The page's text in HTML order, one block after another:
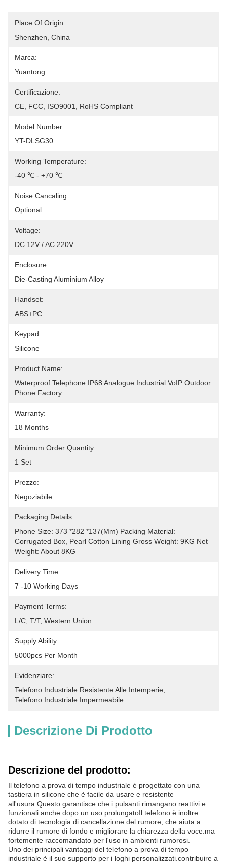
Place Of Origin:
Shenzhen, China
Marca:
Yuantong
Certificazione:
CE, FCC, ISO9001, RoHS Compliant
Model Number:
YT-DLSG30
Working Temperature:
-40 ℃ - +70 ℃
Noise Cancaling:
Optional
Voltage:
DC 12V / AC 220V
Enclosure:
Die-Casting Aluminium Alloy
Handset:
ABS+PC
Keypad:
Silicone
Product Name:
Waterproof Telephone IP68 Analogue Industrial VoIP Outdoor
Phone Factory
Warranty:
18 Months
Minimum Order Quantity:
1 Set
Prezzo:
Negoziabile
Packaging Details:
Phone Size: 373 *282 *137(mm) Packing Material:
Corrugated Box, Pearl Cotton Lining Gross Weight: 9KG Net
Weight: About 8KG
Delivery Time:
7 -10 Working Days
Payment Terms:
L/C, T/T, Western Union
Supply Ability:
5000pcs Per Month
Evidenziare:
Telefono Industriale Resistente Alle Intemperie
Telefono Industriale Impermeabile
Descrizione Di Prodotto
Descrizione del prodotto:
Il telefono a prova di tempo industriale è progettato con una
tastiera in silicone che è facile da usare e resistente
all'usura.Questo garantisce che i pulsanti rimangano reattivi e
funzionali anche dopo un uso prolungatoIl telefono è inoltre
dotato di tecnologia di cancellazione del rumore, che aiuta a
ridurre il rumore di fondo e migliorare la chiarezza della voce.ma
fortemente raccomandato per l'uso in ambienti rumorosi.
Uno dei principali vantaggi del telefono a prova di tempo
industriale è il suo supporto per i loghi personalizzati.contribuire a